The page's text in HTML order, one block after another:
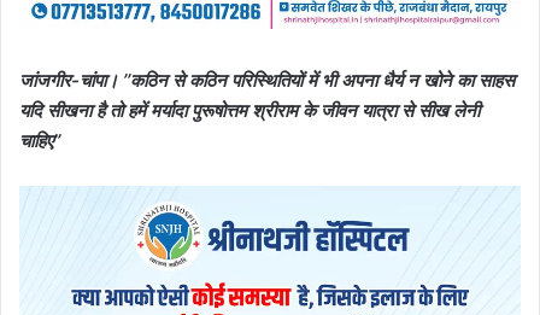
जांजगीर-चांपा। ’’कठिन से कठिन परिस्थितियों में भी अपना धैर्य न खोने का साहस
यदि सीखना है तो हमें मर्यादा पुरूषोत्तम श्रीराम के जीवन यात्रा से सीख लेनी
चाहिए’’